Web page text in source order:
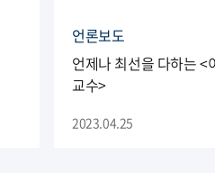
언론보도
언제나 최선을 다하는 <
교수>
2023.04.25